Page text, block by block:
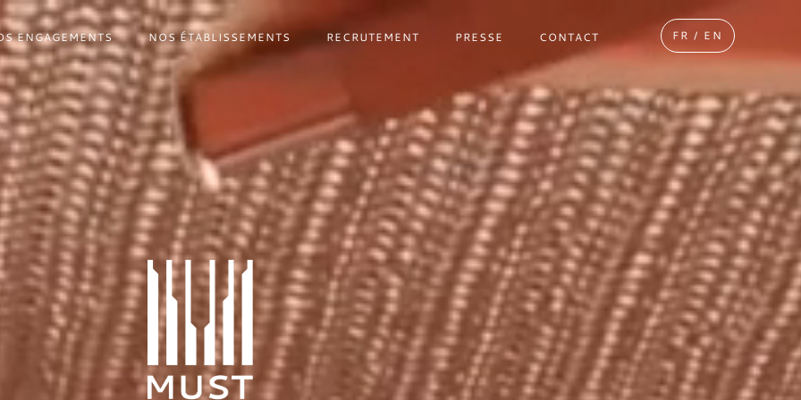
ENGAGEMENTS NOS ÉTABLISSEMENTS RECRUTEMENT PRESSE CONTACT FR / EN